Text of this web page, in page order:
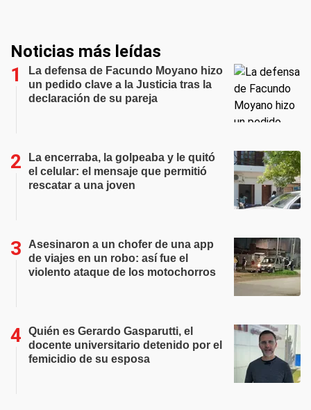
Noticias más leídas
La defensa de Facundo Moyano hizo
un pedido clave a la Justicia tras la
declaración de su pareja
La encerraba, la golpeaba y le quitó
el celular: el mensaje que permitió
rescatar a una joven
Asesinaron a un chofer de una app
de viajes en un robo: así fue el
violento ataque de los motochorros
Quién es Gerardo Gasparutti, el
docente universitario detenido por el
femicidio de su esposa